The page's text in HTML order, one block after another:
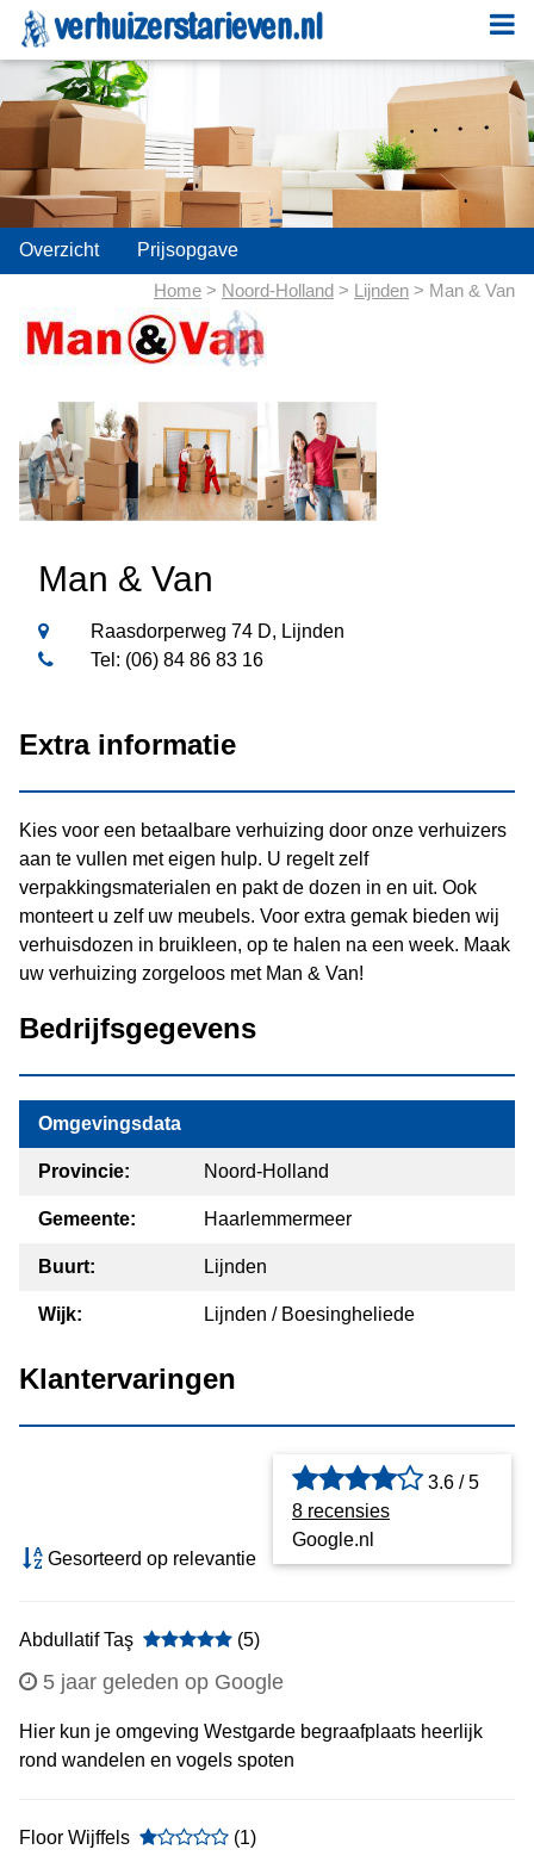
Overzicht Prijsopgave
Home > Noord-Holland > Lijnden > Man & Van
Man & Van
Raasdorperweg 74 D, Lijnden
Tel: (06) 84 86 83 16
Extra informatie
Kies voor een betaalbare verhuizing door onze verhuizers
aan te vullen met eigen hulp. U regelt zelf
verpakkingsmaterialen en pakt de dozen in en uit. Ook
monteert u zelf uw meubels. Voor extra gemak bieden wij
verhuisdozen in bruikleen, op te halen na een week. Maak
uw verhuizing zorgeloos met Man & Van!
Bedrijfsgegevens
Omgevingsdata
Provincie: Noord-Holland
Gemeente: Haarlemmermeer
Buurt: Lijnden
Wijk: Lijnden / Boesingheliede
Klantervaringen
Gesorteerd op relevantie
3.6 / 5
8 recensies
Google.nl
Abdullatif Taş (5)
5 jaar geleden op Google
Hier kun je omgeving Westgarde begraafplaats heerlijk
rond wandelen en vogels spoten
Floor Wijffels (1)